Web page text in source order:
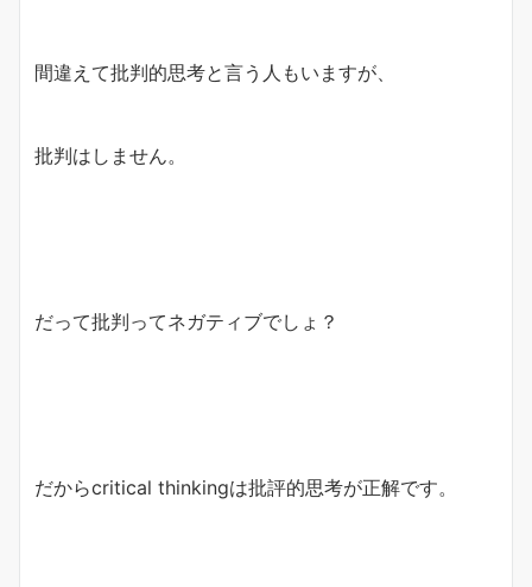
間違えて批判的思考と言う人もいますが、
批判はしません。
だって批判ってネガティブでしょ？
だからcritical thinkingは批評的思考が正解です。